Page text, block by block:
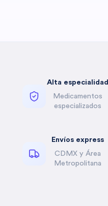
Alta especialidad
Medicamentos
especializados
Envíos express
CDMX y Área
Metropolitana